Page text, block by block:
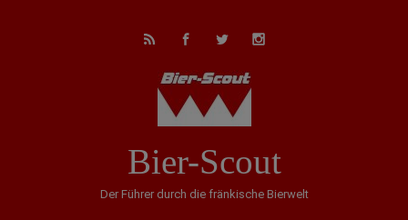
Bier-Scout
Der Führer durch die fränkische Bierwelt